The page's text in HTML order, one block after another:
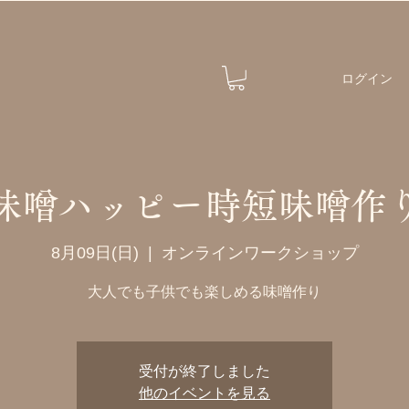
ログイン
噌ハッピー時短味噌作
8月09日(日)
  |
オンラインワークショップ
大人でも子供でも楽しめる味噌作り
受付が終了しました
他のイベントを見る